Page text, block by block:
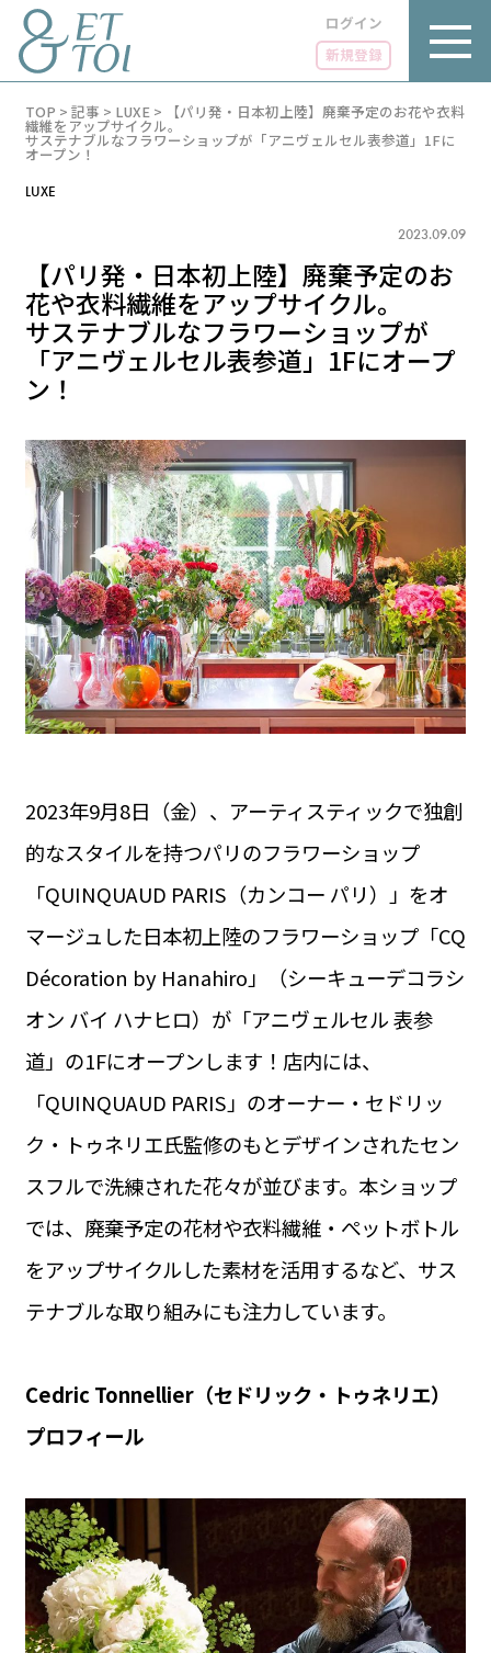
ログイン
新規登録
LUXE
リュクス
GOURMET
LIFE STYLE
ライフスタイル
BUSINESS
ビジネス・キャリア
INFOS PRATIQUES
フランス生活
TAG
タグ
#トゥールーズ Toulouse
#レンタカー
#フランス旅行
#パリ
#お土産 #トリビア
#データで読み解くフランス
#フランス郵便情報
#フランス交通機関
#求人
#フランス生活
#レシピ #ビューティー
#コスメ
#歴史
#お菓子 #SDGs #アート #車生活
PARIS 14℃ / 12℃
エトワとは
お問い合わせ
広告掲載
運営会社
サイトポリシー
TOP > 記事 > LUXE> 【パリ発・日本初上陸】廃棄予定のお花や衣料
繊維をアップサイクル。
サステナブルなフラワーショップが「アニヴェルセル表参道」1Fに
オープン！
LUXE
2023.09.09
【パリ発・日本初上陸】廃棄予定のお
花や衣料繊維をアップサイクル。
サステナブルなフラワーショップが
「アニヴェルセル表参道」1Fにオープ
ン！
2023年9月8日（金）、アーティスティックで独創
的なスタイルを持つパリのフラワーショップ
「QUINQUAUD PARIS（カンコー パリ）」をオ
マージュした日本初上陸のフラワーショップ「CQ
Décoration by Hanahiro」（シーキューデコラシ
オン バイ ハナヒロ）が「アニヴェルセル 表参
道」の1Fにオープンします！店内には、
「QUINQUAUD PARIS」のオーナー・セドリッ
ク・トゥネリエ氏監修のもとデザインされたセン
スフルで洗練された花々が並びます。本ショップ
では、廃棄予定の花材や衣料繊維・ぺットボトル
をアップサイクルした素材を活用するなど、サス
テナブルな取り組みにも注力しています。
Cedric Tonnellier（セドリック・トゥネリエ）
プロフィール